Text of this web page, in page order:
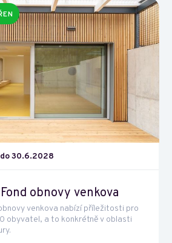
30.6.2028
obnovy venkova
venkova nabízí příležitosti pro
obyvatel, a to konkrétně v oblasti